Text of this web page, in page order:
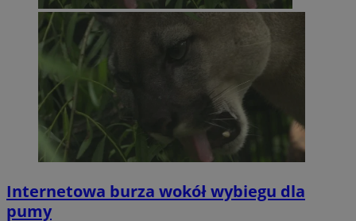
Internetowa burza wokół wybiegu dla
pumy